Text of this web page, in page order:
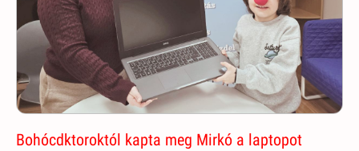
Bohócdktoroktól kapta meg Mirkó a laptopot